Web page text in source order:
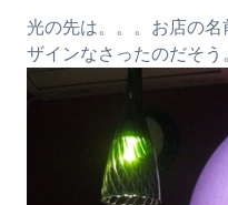
光の先は。。。お店の
ザインなさったのだそう